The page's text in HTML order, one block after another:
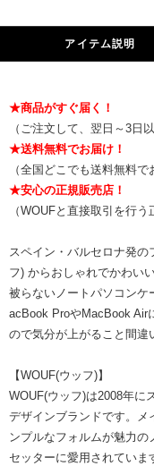
アイテム説明
★商品がすぐ届く！
（ご注文して、翌日～3日
★送料無料でお届け！
（全国どこでも送料無料で
★安心の正規販売店！
（WOUFと直接取引を行う
スペイン・バルセロナ発の
フ) からおしゃれでかわい
被らないノートパソコンケ
acBook ProやMacBook Air
ので気分が上がること間違
【WOUF(ウッフ)】
WOUF(ウッフ)は2008年に
デザインブランドです。メ
ンプルなフォルムが魅力
セッターに愛用されていま